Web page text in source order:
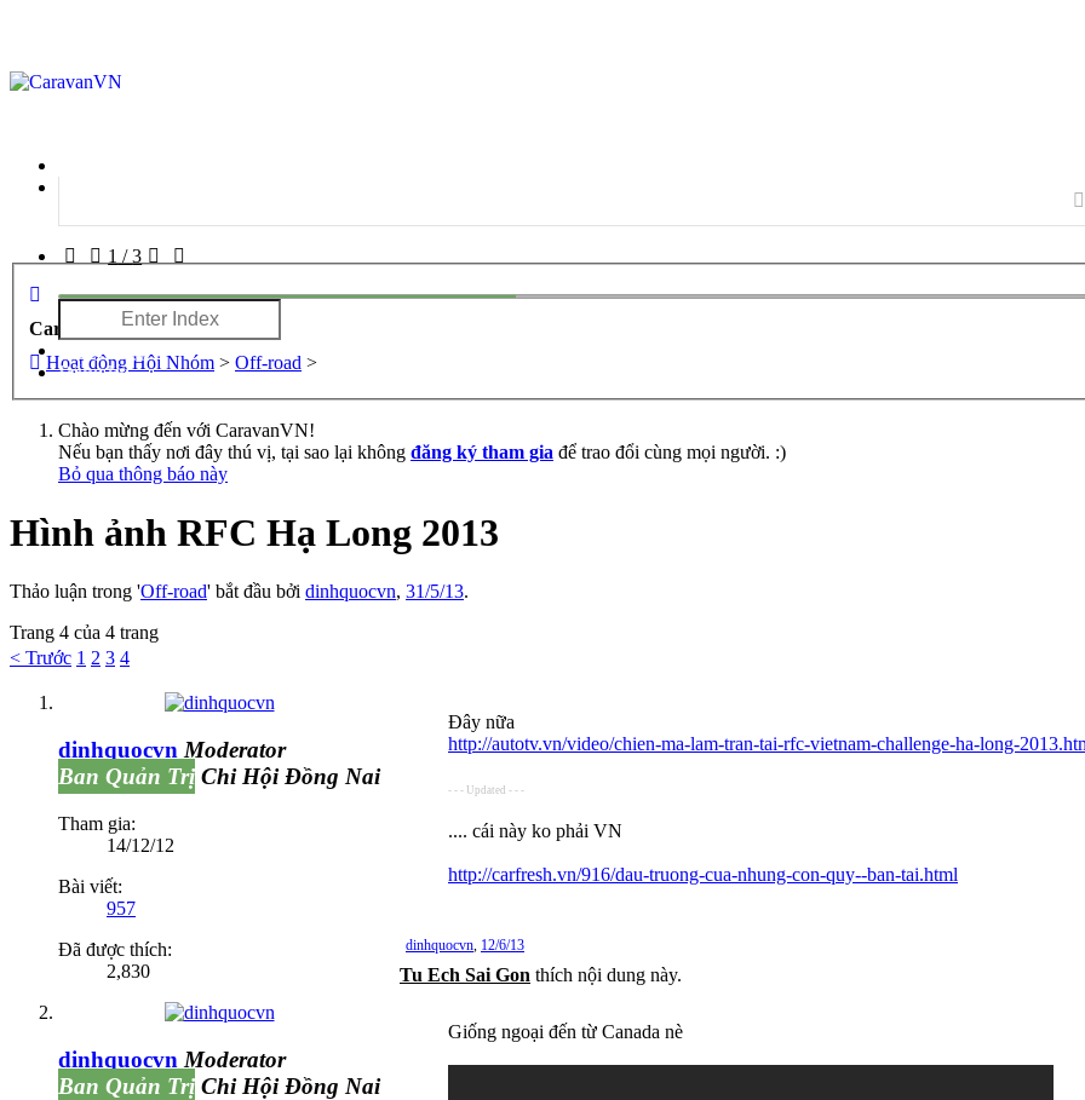
1 /3
Đăng nhập
Đăng ký
CaravanVN
Hoạt động Hội Nhóm > Off-road >
Chào mừng đến với CaravanVN!
Nếu bạn thấy nơi đây thú vị, tại sao lại không đăng ký tham gia để trao đổi cùng mọi người. :)
Bỏ qua thông báo này
Hình ảnh RFC Hạ Long 2013
Thảo luận trong 'Off-road' bắt đầu bởi dinhquocvn, 31/5/13.
Trang 4 của 4 trang
< Trước 1 2 3 4
dinhquocvn Moderator
Ban Quản Trị Chi Hội Đồng Nai
Tham gia:
14/12/12
Bài viết:
957
Đã được thích:
2,830
Đây nữa
http://autotv.vn/video/chien-ma-lam-tran-tai-rfc-vietnam-challenge-ha-long-
- - - Updated - - -
.... cái này ko phải VN
http://carfresh.vn/916/dau-truong-cua-nhung-con-quy--ban-tai.html
dinhquocvn, 12/6/13
Tu Ech Sai Gon thích nội dung này.
dinhquocvn Moderator
Ban Quản Trị Chi Hội Đồng Nai
Giống ngoại đến từ Canada nè